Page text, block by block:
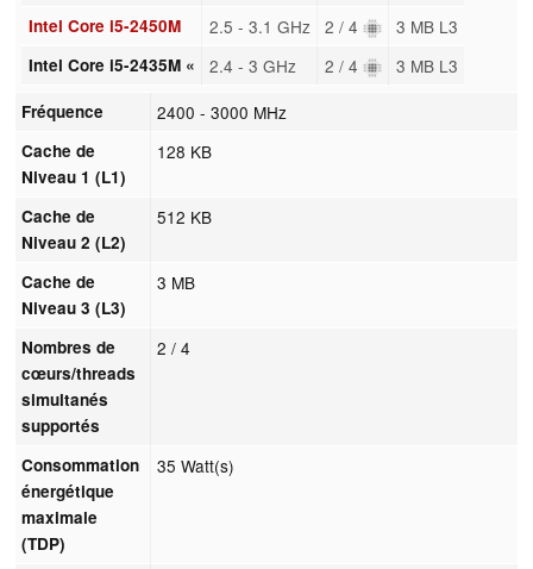
Intel Core i5-2450M 2.5 - 3.1 GHz 2 / 4 3 MB L3
Intel Core i5-2435M « 2.4 - 3 GHz 2 / 4 3 MB L3
Fréquence 2400 - 3000 MHz
Cache de
Niveau 1 (L1)
128 KB
Cache de
Niveau 2 (L2)
512 KB
Cache de
Niveau 3 (L3)
3 MB
Nombres de
cœurs/threads
simultanés
supportés
2 / 4
Consommation
énergétique
maximale
(TDP)
35 Watt(s)